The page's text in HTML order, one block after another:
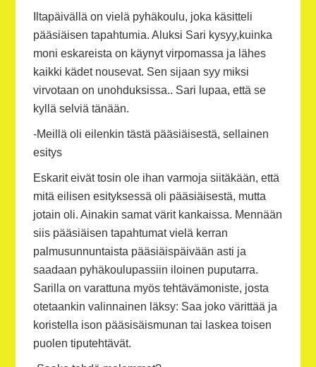
Iltapäivällä on vielä pyhäkoulu, joka käsitteli
pääsiäisen tapahtumia. Aluksi Sari kysyy,kuinka
moni eskareista on käynyt virpomassa ja lähes
kaikki kädet nousevat. Sen sijaan syy miksi
virvotaan on unohduksissa.. Sari lupaa, että se
kyllä selviä tänään.
-Meillä oli eilenkin tästä pääsiäisestä, sellainen
esitys
Eskarit eivät tosin ole ihan varmoja siitäkään, että
mitä eilisen esityksessä oli pääsiäisestä, mutta
jotain oli. Ainakin samat värit kankaissa. Mennään
siis pääsiäisen tapahtumat vielä kerran
palmusunnuntaista pääsiäispäivään asti ja
saadaan pyhäkoulupassiin iloinen puputarra.
Sarilla on varattuna myös tehtävämoniste, josta
otetaankin valinnainen läksy: Saa joko värittää ja
koristella ison pääsisäismunan tai laskea toisen
puolen tiputehtävät.